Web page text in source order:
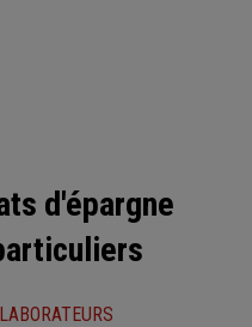
d'épargne